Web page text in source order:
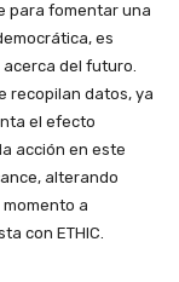
para fomentar una
es
del futuro.
recopilan datos, ya
el efecto
acción en este
alterando
a
con ETHIC.